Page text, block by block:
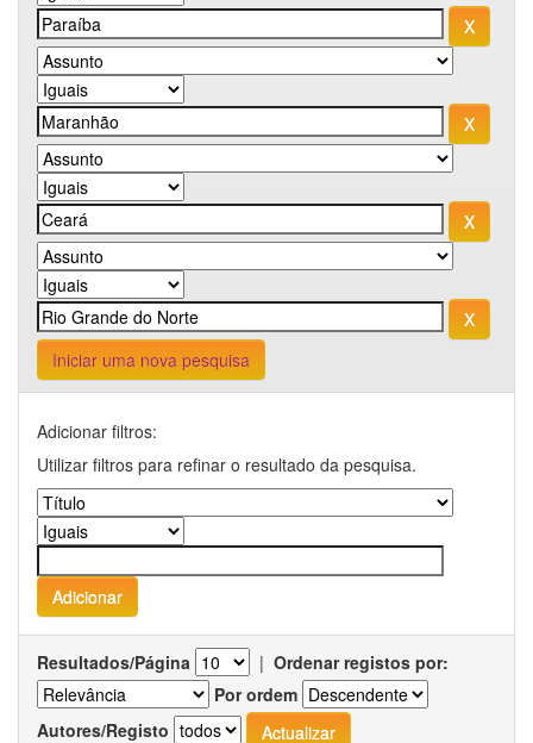
Iniciar uma nova pesquisa
Adicionar filtros:
Utilizar filtros para refinar o resultado da pesquisa.
Resultados/Página | Ordenar registos por:
Por ordem
Autores/Registo